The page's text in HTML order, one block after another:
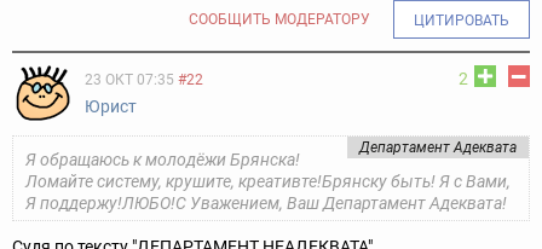
СООБЩИТЬ МОДЕРАТОРУ ЦИТИРОВАТЬ
2
23 ОКТ 07:35 #22
Юрист
Департамент Адеквата
Я обращаюсь к молодёжи Брянска!
Ломайте систему, крушите, креативте!Брянску быть! Я с Вами,
Я поддержу!ЛЮБО!С Уважением, Ваш Департамент Адеквата!